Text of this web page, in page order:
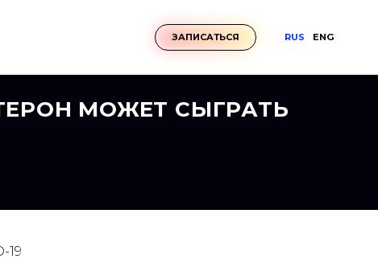
ЗАПИСАТЬСЯ RUS ENG
МОЖЕТ СЫГРАТЬ
19